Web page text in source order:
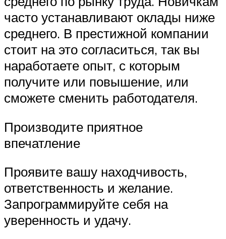
часто устанавливают оклады ниже
среднего. В престижной компании
стоит на это согласиться, так вы
наработаете опыт, с которым
получите или повышение, или
сможете сменить работодателя.
Производите приятное
впечатление
Проявите вашу находчивость,
ответственность и желание.
Запрограммируйте себя на
уверенность и удачу.